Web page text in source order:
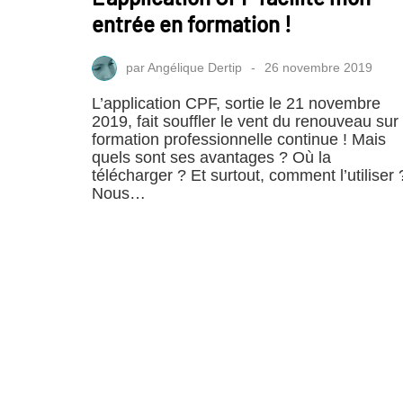
entrée en formation !
parAngélique Dertip 26 novembre 2019
L’application CPF, sortie le 21 novembre
2019, fait souffler le vent du renouveau sur
formation professionnelle continue ! Mais
quels sont ses avantages ? Où la
télécharger ? Et surtout, comment l’utiliser
Nous…